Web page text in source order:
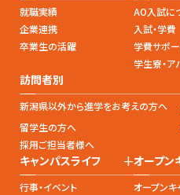
就職実績
企業連携
卒業生の活躍
AO入試に
入試・学費
学費サポ
学生寮・ア
訪問者別
新潟県以外から進学をお考えの方へ
留学生の方へ
採用ご担当者様へ
キャンパスライフ +
行事・イベント
オープン
オープンキ